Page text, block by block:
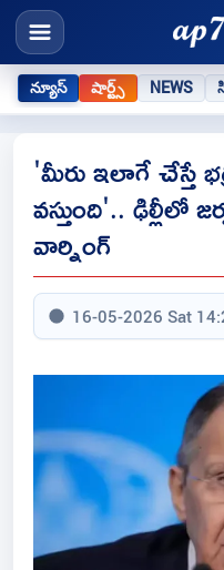
న్యూస్ షార్ట్స్ NEWS
'మీరు ఇలాగే చేస్తే
వస్తుంది'.. ఢిల్లీలో
వార్నింగ్
16-05-2026 Sat